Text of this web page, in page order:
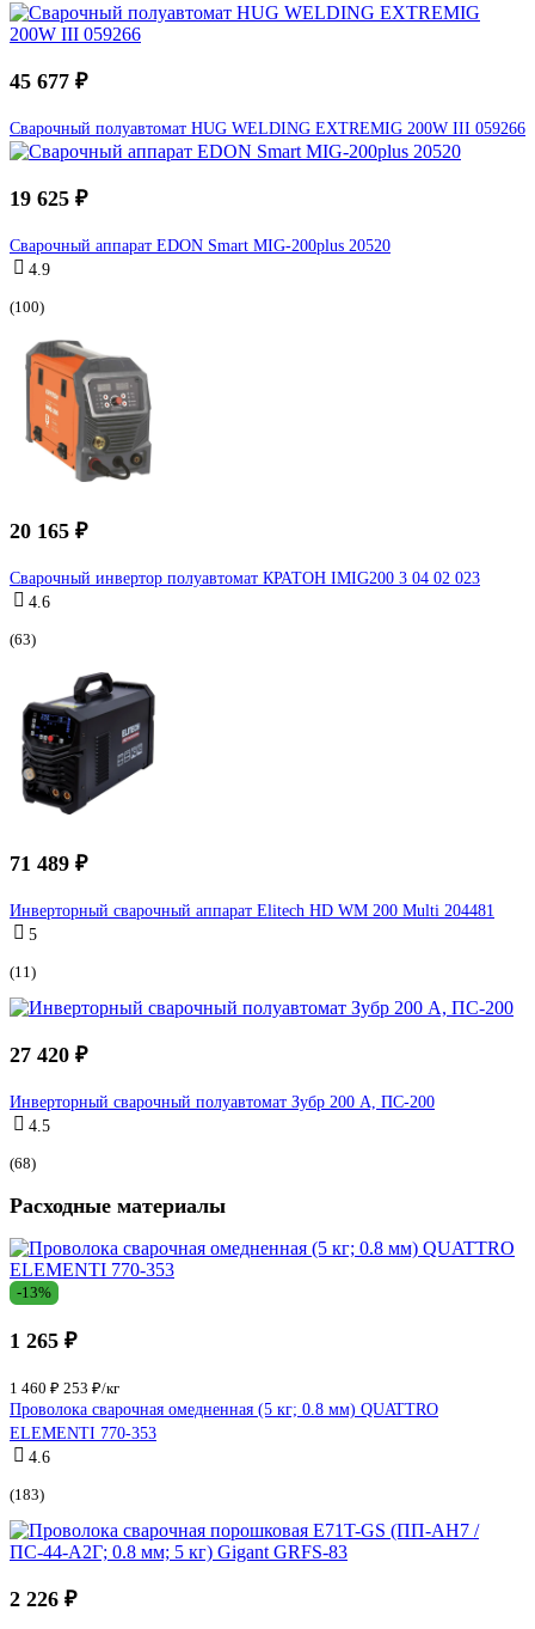
45 677 ₽
Сварочный полуавтомат HUG WELDING EXTREMIG 200W III 059266
19 625 ₽
Сварочный аппарат EDON Smart MIG-200plus 20520
4.9
(100)
20 165 ₽
Сварочный инвертор полуавтомат КРАТОН IMIG200 3 04 02 023
4.6
(63)
71 489 ₽
Инверторный сварочный аппарат Elitech HD WM 200 Multi 204481
5
(11)
27 420 ₽
Инверторный сварочный полуавтомат Зубр 200 А, ПС-200
4.5
(68)
Расходные материалы
-13%
1 265 ₽
1 460 ₽ 253 ₽/кг
Проволока сварочная омедненная (5 кг; 0.8 мм) QUATTRO
ELEMENTI 770-353
4.6
(183)
2 226 ₽